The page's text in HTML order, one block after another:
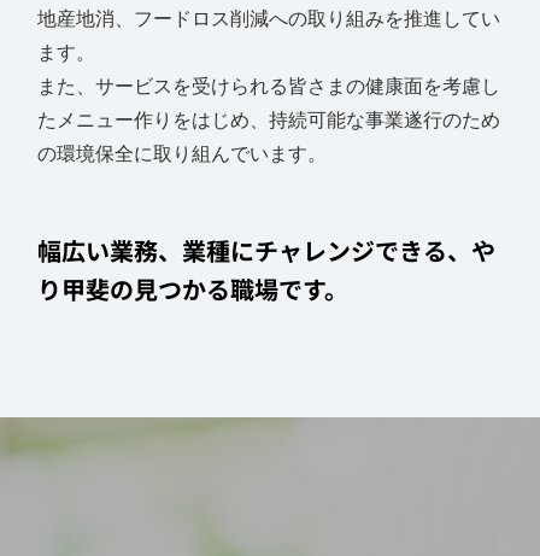
地産地消、フードロス削減への取り組みを推進してい
ます。
また、サービスを受けられる皆さまの健康面を考慮し
たメニュー作りをはじめ、持続可能な事業遂行のため
の環境保全に取り組んでいます。
幅広い業務、業種にチャレンジできる、や
り甲斐の見つかる職場です。